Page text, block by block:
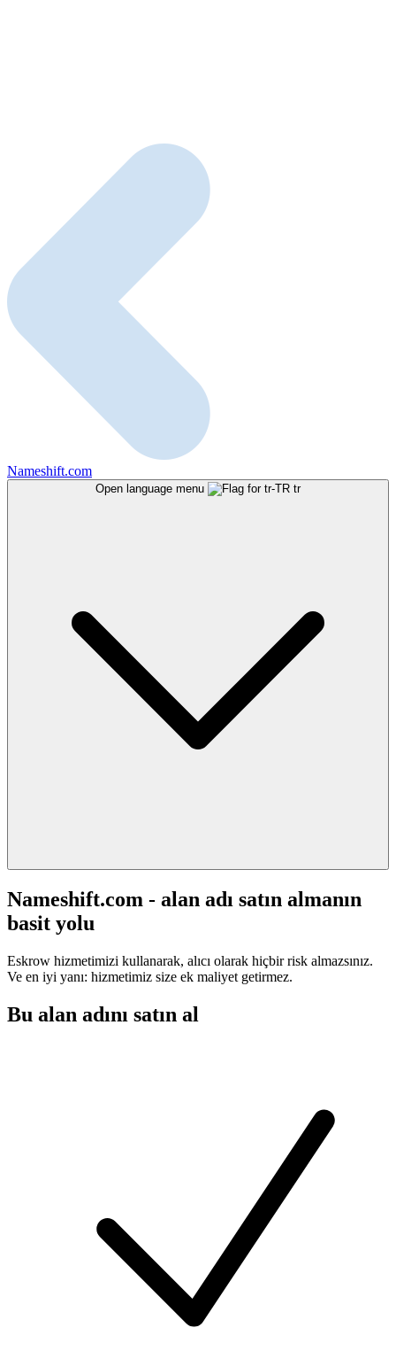
Nameshift.com
Open language menu tr
Nameshift.com - alan adı satın almanın
basit yolu
Eskrow hizmetimizi kullanarak, alıcı olarak hiçbir risk almazsınız.
Ve en iyi yanı: hizmetimiz size ek maliyet getirmez.
Bu alan adını satın al